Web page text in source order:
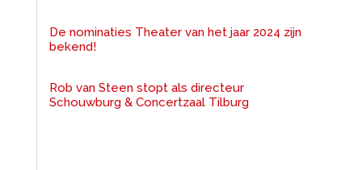
De nominaties Theater van het jaar 2024 zijn
bekend!
Rob van Steen stopt als directeur
Schouwburg & Concertzaal Tilburg